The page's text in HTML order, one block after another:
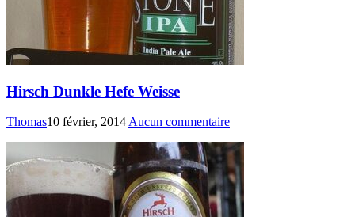
Hirsch Dunkle Hefe Weisse
Thomas10 février, 2014Aucun commentaire